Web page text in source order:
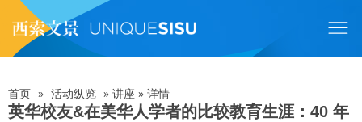
主
内
容面
首页 » 活动纵览 » 讲座 » 详情
英华校友&在美华人学者的比较教育生涯：40 年